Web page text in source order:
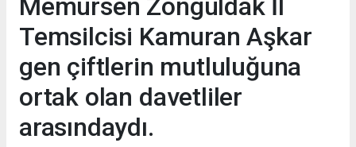
Memursen Zonguldak İl
Temsilcisi Kamuran Aşkar
gen çiftlerin mutluluğuna
ortak olan davetliler
arasındaydı.